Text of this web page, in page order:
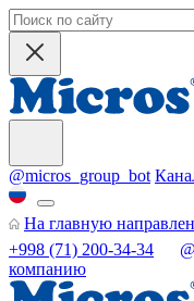
@micros_group_bot
На главную
+998 (71) 200-34-34
компанию